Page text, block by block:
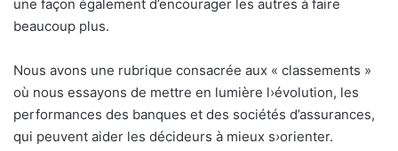
une façon également d’encourager les autres à faire
beaucoup plus.
Nous avons une rubrique consacrée aux « classements »
où nous essayons de mettre en lumière l›évolution, les
performances des banques et des sociétés d’assurances,
qui peuvent aider les décideurs à mieux s›orienter.